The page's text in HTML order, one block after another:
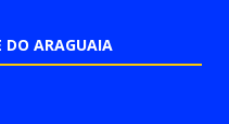
DO ARAGUAIA